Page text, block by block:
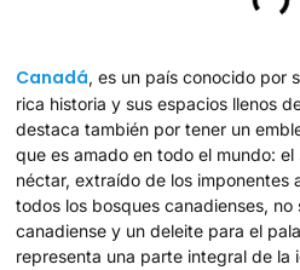
Canadá, es un país conocido por
rica historia y sus espacios llenos
destaca también por tener un
que es amado en todo el mundo:
néctar, extraído de los imponentes
todos los bosques canadienses, no
canadiense y un deleite para el
representa una parte integral de